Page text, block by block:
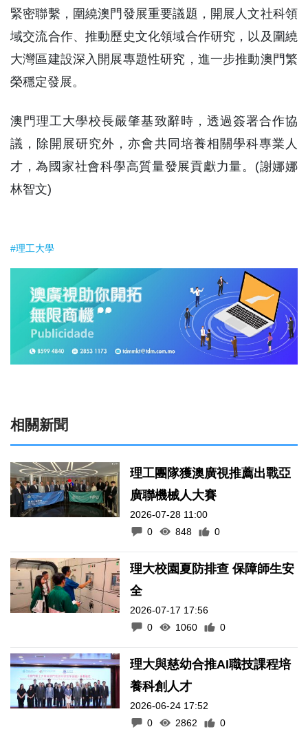
緊密聯繫，圍繞澳門發展重要議題，開展人文社科領
域交流合作、推動歷史文化領域合作研究，以及圍繞
大灣區建設深入開展專題性研究，進一步推動澳門繁
榮穩定發展。
澳門理工大學校長嚴肇基致辭時，透過簽署合作協
議，除開展研究外，亦會共同培養相關學科專業人
才，為國家社會科學高質量發展貢獻力量。(謝娜娜
林智文)
#理工大學
相關新聞
理工團隊獲澳廣視推薦出戰亞
廣聯機械人大賽
2026-07-28 11:00
0
848 0
理大校園夏防排查 保障師生安
全
2026-07-17 17:56
0
1060 0
理大與慈幼合推AI職技課程培
養科創人才
2026-06-24 17:52
0
2862 0